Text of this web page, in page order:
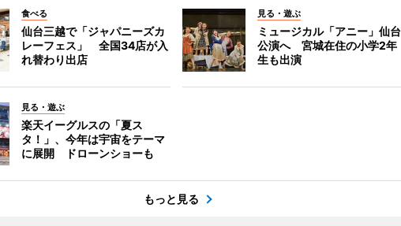
食べる
仙台三越で「ジャパニーズカ
レーフェス」 全国34店が入
れ替わり出店
見る・遊ぶ
ミュージカル「アニー」仙台
公演へ 宮城在住の小学2年
生も出演
見る・遊ぶ
楽天イーグルスの「夏ス
タ！」、今年は宇宙をテーマ
に展開 ドローンショーも
もっと見る